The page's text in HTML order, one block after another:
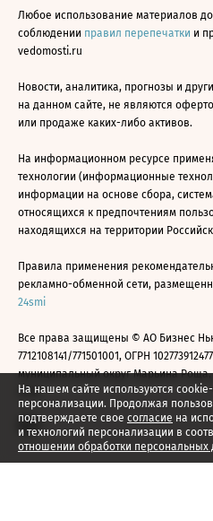
На нашем сайте используются
персонализации. Продолжая
подтверждаете свое согласие на
и технологий персонализации в
отношении обработки персональных
Любое использование материалов
соблюдении правил перепечатки и
vedomosti.ru
Новости, аналитика, прогнозы и
на данном сайте, не являются
или продаже каких-либо активов.
На информационном ресурсе
технологии (информационные
информации на основе сбора,
относящихся к предпочтениям
находящихся на территории
Правила применения
рекламно-обменной сети,
24smi
Все права защищены © АО Бизнес
7712108141/771501001, ОГРН
муниципальный округ Марьина Роща,
2026